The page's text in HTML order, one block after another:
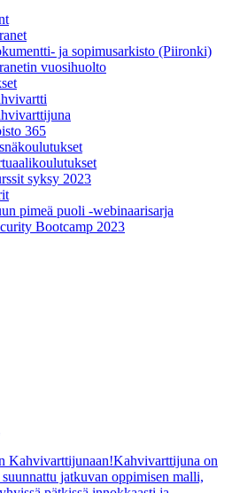
ja sopimusarkisto (Piironki)
vuosihuolto
365
syksy 2023
pimeä puoli -webinaarisarja
Bootcamp 2023
Kahvivarttijunaan!Kahvivarttijuna on
jatkuvan oppimisen malli,